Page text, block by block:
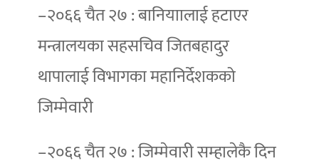
–२०६६ चैत २७ : बानियाालाई हटाएर
मन्त्रालयका सहसचिव जितबहादुर
थापालाई विभागका महानिर्देशकको
जिम्मेवारी
–२०६६ चैत २७ : जिम्मेवारी सम्हालेकै दिन